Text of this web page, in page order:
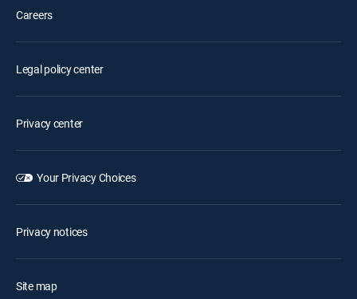
Careers
Legal policy center
Privacy center
Your Privacy Choices
Privacy notices
Site map